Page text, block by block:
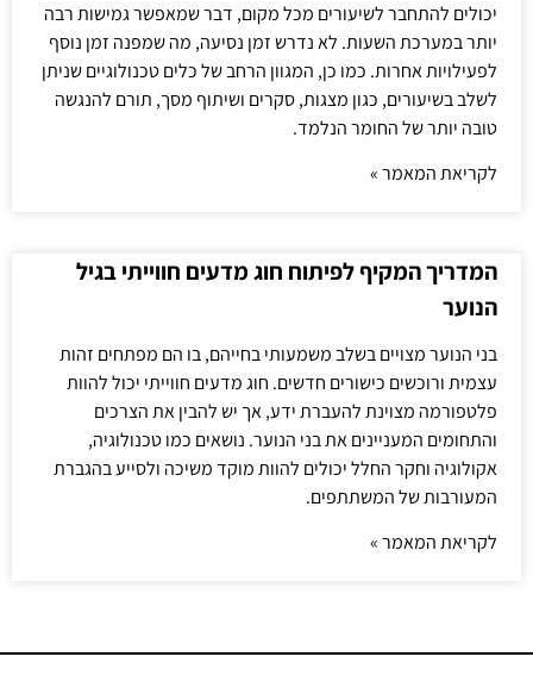
יכולים להתחבר לשיעורים מכל מקום, דבר שמאפשר גמישות רבה
יותר במערכת השעות. לא נדרש זמן נסיעה, מה שמפנה זמן נוסף
לפעילויות אחרות. כמו כן, המגוון הרחב של כלים טכנולוגיים שניתן
לשלב בשיעורים, כגון מצגות, סקרים ושיתוף מסך, תורם להנגשה
טובה יותר של החומר הנלמד.
לקריאת המאמר »
המדריך המקיף לפיתוח חוג מדעים חווייתי בגיל
הנוער
בני הנוער מצויים בשלב משמעותי בחייהם, בו הם מפתחים זהות
עצמית ורוכשים כישורים חדשים. חוג מדעים חווייתי יכול להוות
פלטפורמה מצוינת להעברת ידע, אך יש להבין את הצרכים
והתחומים המעניינים את בני הנוער. נושאים כמו טכנולוגיה,
אקולוגיה וחקר החלל יכולים להוות מוקד משיכה ולסייע בהגברת
המעורבות של המשתתפים.
לקריאת המאמר »